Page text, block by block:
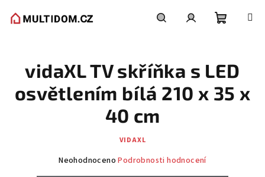
košík
vidaXL TV skříňka s LED
osvětlením bílá 210 x 35 x
40 cm
VIDAXL
Průměrné
Neohodnoceno Podrobnosti hodnocení